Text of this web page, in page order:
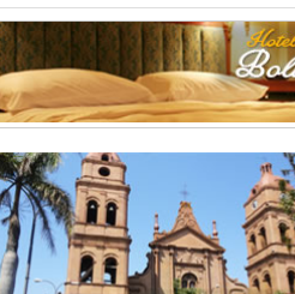
Chifas, Comida China(2)
Churrasquerías (28)
Comida Árabe
Comida Brasilera(1)
Comida Coreana(1)
Comida Española(2)
Comida Francesa(6)
Comida Fusión(3)